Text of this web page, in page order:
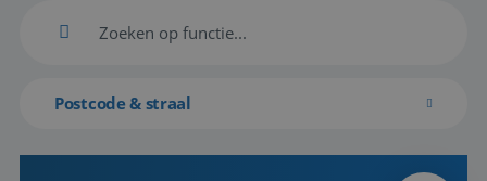
Postcode & straal